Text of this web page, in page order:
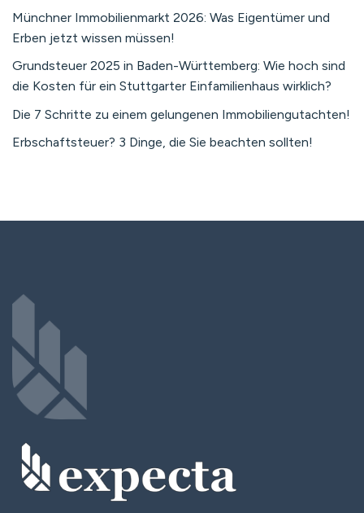
Münchner Immobilienmarkt 2026: Was Eigentümer und
Erben jetzt wissen müssen!
Grundsteuer 2025 in Baden-Württemberg: Wie hoch sind
die Kosten für ein Stuttgarter Einfamilienhaus wirklich?
Die 7 Schritte zu einem gelungenen Immobiliengutachten!
Erbschaftsteuer? 3 Dinge, die Sie beachten sollten!